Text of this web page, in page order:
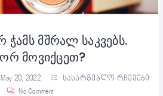
მშრალ საკვებს.
მოვიქცეთ?
May 20, 2022
სასარგებლო რჩევები
No Comment